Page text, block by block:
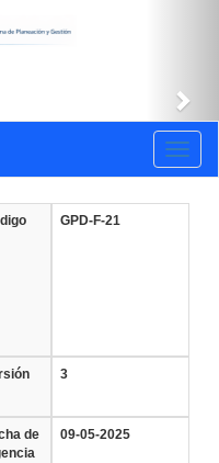
GPD-F-21
3
de
09-05-2025